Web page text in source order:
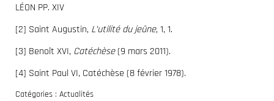
LÉON PP. XIV
[2] Saint Augustin, L’utilité du jeûne, 1, 1.
[3] Benoît XVI, Catéchèse(9 mars 2011).
[4] Saint Paul VI, Catéchèse (8 février 1978).
Catégories : Actualités